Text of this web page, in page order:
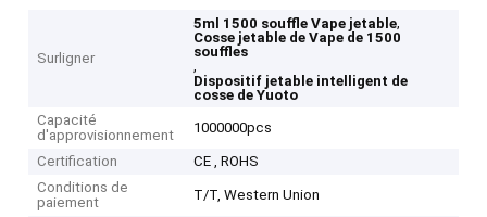
Surligner
5ml 1500 souffle Vape jetable,
Cosse jetable de Vape de 1500
souffles
,
Dispositif jetable intelligent de
cosse de Yuoto
Capacité
d'approvisionnement
1000000pcs
Certification
CE , ROHS
Conditions de
paiement
T/T, Western Union